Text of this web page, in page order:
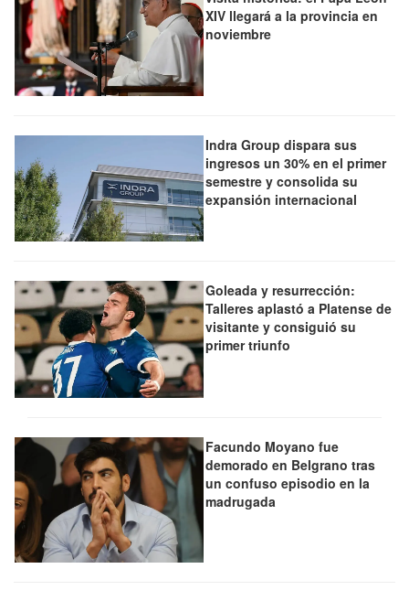
XIV llegará a la provincia en
noviembre
Indra Group dispara sus
ingresos un 30% en el primer
semestre y consolida su
expansión internacional
Goleada y resurrección:
Talleres aplastó a Platense de
visitante y consiguió su
primer triunfo
Facundo Moyano fue
demorado en Belgrano tras
un confuso episodio en la
madrugada